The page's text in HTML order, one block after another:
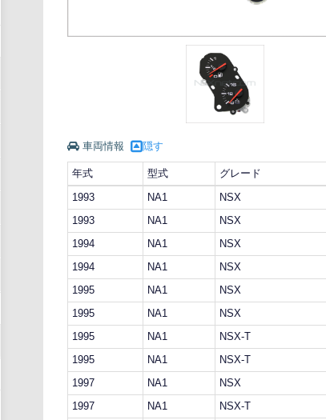
車両情報 隠す
年式 型式 グレード
1993
NA1 NSX
1993
NA1 NSX
1994
NA1 NSX
1994
NA1 NSX
1995
NA1 NSX
1995
NA1 NSX
1995
NA1 NSX-T
1995
NA1 NSX-T
1997
NA1 NSX
1997
NA1 NSX-T